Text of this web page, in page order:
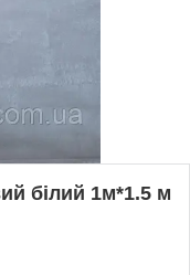
білий 1м*1.5 м